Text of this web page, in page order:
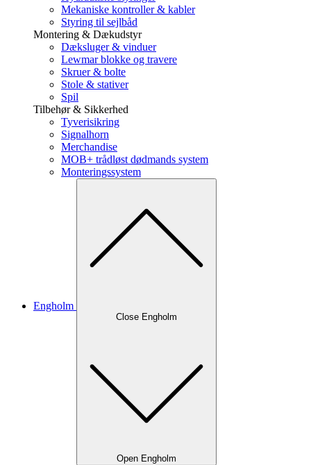
Mekaniske kontroller & kabler
Styring til sejlbåd
Montering & Dækudstyr
Dæksluger & vinduer
Lewmar blokke og travere
Skruer & bolte
Stole & stativer
Spil
Tilbehør & Sikkerhed
Tyverisikring
Signalhorn
Merchandise
MOB+ trådløst dødmands system
Monteringssystem
Engholm
Close Engholm
Open Engholm